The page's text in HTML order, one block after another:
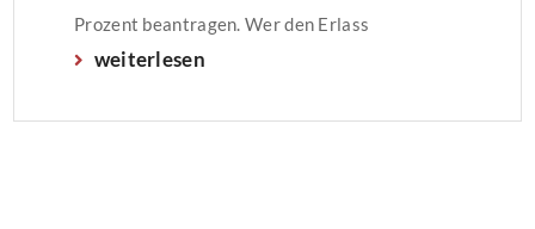
Prozent beantragen. Wer den Erlass
beantragen kann und worauf geachtet werden
weiterlesen